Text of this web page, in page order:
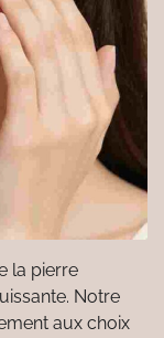
la pierre
Notre
aux choix